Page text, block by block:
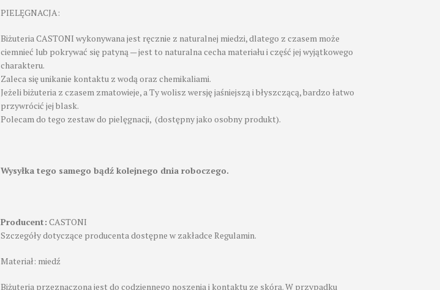
PIELĘGNACJA:
Biżuteria CASTONI wykonywana jest ręcznie z naturalnej miedzi, dlatego z czasem może
ciemnieć lub pokrywać się patyną — jest to naturalna cecha materiału i część jej wyjątkowego
charakteru.
Zaleca się unikanie kontaktu z wodą oraz chemikaliami.
Jeżeli biżuteria z czasem zmatowieje, a Ty wolisz wersję jaśniejszą i błyszczącą, bardzo łatwo
przywrócić jej blask.
Polecam do tego zestaw do pielęgnacji, (dostępny jako osobny produkt).
Wysyłka tego samego bądź kolejnego dnia roboczego.
Producent: CASTONI
Szczegóły dotyczące producenta dostępne w zakładce Regulamin.
Materiał: miedź
Biżuteria przeznaczona jest do codziennego noszenia i kontaktu ze skórą. W przypadku